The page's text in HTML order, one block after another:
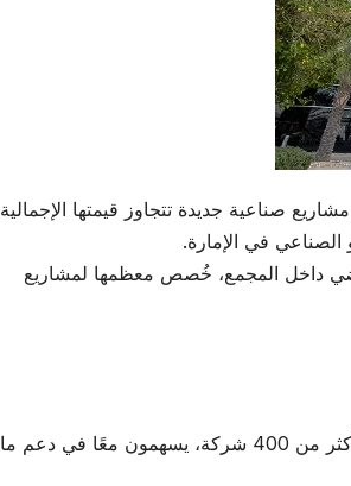
صناعية جديدة تتجاوز قيمتها الإجمالية
من 7 ملايين قدم مربعة من الأراضي داخل المجمع، خُصص معظمها لمشاريع
بفضل هذا الإقبال المتزايد، ارتفع عدد المستأجرين في مجمّع الصناعات الوطنية إلى أكثر من 400 شركة، يسهمون معًا في دعم ما